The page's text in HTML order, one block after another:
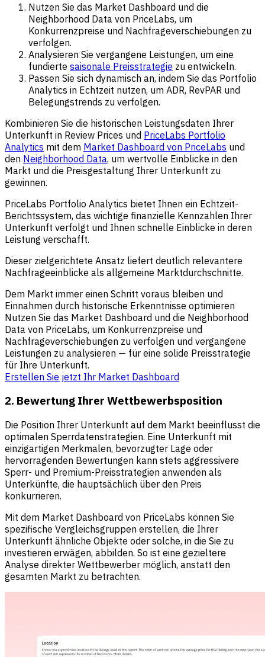
Nutzen Sie das Market Dashboard und die
Neighborhood Data von PriceLabs, um
Konkurrenzpreise und Nachfrageverschiebungen zu
verfolgen.
Analysieren Sie vergangene Leistungen, um eine
fundierte saisonale Preisstrategie zu entwickeln.
Passen Sie sich dynamisch an, indem Sie das Portfolio
Analytics in Echtzeit nutzen, um ADR, RevPAR und
Belegungstrends zu verfolgen.
Kombinieren Sie die historischen Leistungsdaten Ihrer
Unterkunft in Review Prices und PriceLabs Portfolio
Analytics mit dem Market Dashboard von PriceLabs und
den Neighborhood Data, um wertvolle Einblicke in den
Markt und die Preisgestaltung Ihrer Unterkunft zu
gewinnen.
PriceLabs Portfolio Analytics bietet Ihnen ein Echtzeit-
Berichtssystem, das wichtige finanzielle Kennzahlen Ihrer
Unterkunft verfolgt und Ihnen schnelle Einblicke in deren
Leistung verschafft.
Dieser zielgerichtete Ansatz liefert deutlich relevantere
Nachfrageeinblicke als allgemeine Marktdurchschnitte.
Dem Markt immer einen Schritt voraus bleiben und
Einnahmen durch historische Erkenntnisse optimieren
Nutzen Sie das Market Dashboard und die Neighborhood
Data von PriceLabs, um Konkurrenzpreise und
Nachfrageverschiebungen zu verfolgen und vergangene
Leistungen zu analysieren — für eine solide Preisstrategie
für Ihre Unterkunft.
Erstellen Sie jetzt Ihr Market Dashboard
2. Bewertung Ihrer Wettbewerbsposition
Die Position Ihrer Unterkunft auf dem Markt beeinflusst die
optimalen Sperrdatenstrategien. Eine Unterkunft mit
einzigartigen Merkmalen, bevorzugter Lage oder
hervorragenden Bewertungen kann stets aggressivere
Sperr- und Premium-Preisstrategien anwenden als
Unterkünfte, die hauptsächlich über den Preis
konkurrieren.
Mit dem Market Dashboard von PriceLabs können Sie
spezifische Vergleichsgruppen erstellen, die Ihrer
Unterkunft ähnliche Objekte oder solche, in die Sie zu
investieren erwägen, abbilden. So ist eine gezieltere
Analyse direkter Wettbewerber möglich, anstatt den
gesamten Markt zu betrachten.